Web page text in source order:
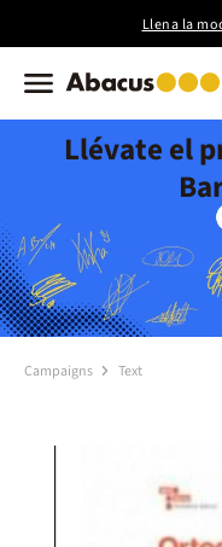
Llena la
Llévate el
Campaigns Text